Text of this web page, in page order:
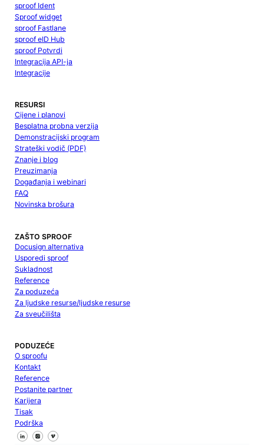
sproof Ident
Sproof widget
sproof Fastlane
sproof eID Hub
sproof Potvrdi
Integracija API-ja
Integracije
RESURSI
Cijene i planovi
Besplatna probna verzija
Demonstracijski program
Strateški vodič (PDF)
Znanje i blog
Preuzimanja
Događanja i webinari
FAQ
Novinska brošura
ZAŠTO SPROOF
Docusign alternativa
Usporedi sproof
Sukladnost
Reference
Za poduzeća
Za ljudske resurse/ljudske resurse
Za sveučilišta
PODUZEĆE
O sproofu
Kontakt
Reference
Postanite partner
Karijera
Tisak
Podrška
Pratite nas na Facebooku
Pratite nas na X
Pratite nas na LinkedInu